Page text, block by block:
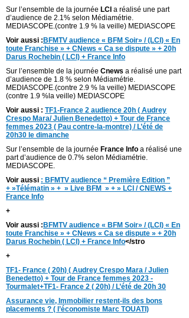
Sur l’ensemble de la journée LCI a réalisé une part
d’audience de 2.1% selon Médiamétrie.
MEDIASCOPE.(contre 1.9 % la veille) MEDIASCOPE
Voir aussi :BFMTV audience « BFM Soir» / (LCI) « En
toute Franchise » + CNews « Ca se dispute » + 20h
Darus Rochebin ( LCI) + France Info
Sur l’ensemble de la journée Cnews a réalisé une part
d’audience de 1.8 % selon Médiamétrie.
MEDIASCOPE.(contre 2.9 % la veille) MEDIASCOPE
(contre 1.9 %la veille) MEDIASCOPE
Voir aussi : TF1-France 2 audience 20h ( Audrey
Crespo Mara/ Julien Benedetto) + Tour de France
femmes 2023 ( Pau contre-la-montre) / L’été de
20h30 le dimanche
Sur l’ensemble de la journée France Info a réalisé une
part d’audience de 0.7% selon Médiamétrie.
MEDIASCOPE.
Voir aussi : BFMTV audience “ Première Edition ”
+ »Télématin » + » Live BFM » + » LCI / CNEWS +
France Info
+
Voir aussi :BFMTV audience « BFM Soir» / (LCI) « En
toute Franchise » + CNews « Ca se dispute » + 20h
Darus Rochebin ( LCI) + France Info</stro
+
TF1- France ( 20h) ( Audrey Crespo Mara / Julien
Benedetto) + Tour de France femmes 2023 -
Tourmalet+TF1- France 2 ( 20h) / L’été de 20h 30
Assurance vie, Immobilier restent-ils des bons
placements ? ( l’économiste Marc TOUATI)